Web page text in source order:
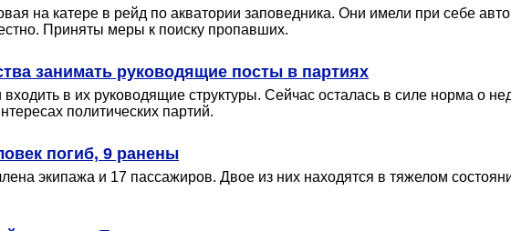
на катере в рейд по акватории заповедника. Они имели при себе
Приняты меры к поиску пропавших.
занимать руководящие посты в партиях
в их руководящие структуры. Сейчас осталась в силе норма о
политических партий.
погиб, 9 ранены
экипажа и 17 пассажиров. Двое из них находятся в тяжелом